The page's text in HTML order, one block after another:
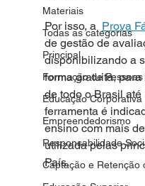
Materiais
Todas as categorias
Principal
Formação de Pessoas
Educação Corporativa
Empreendedorismo
Responsabilidade
Captação e Retenção
Por isso, a Prova
de gestão de
disponibilizando a
forma gratuita,
de todo o Brasil até
ferramenta é
ensino com mais
utilizada pelas
País.